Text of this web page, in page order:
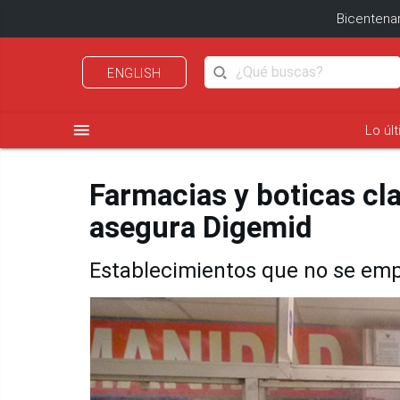
ENGLISH
menu Lo
Farmacias y boticas
asegura Digemid
Establecimientos que no se